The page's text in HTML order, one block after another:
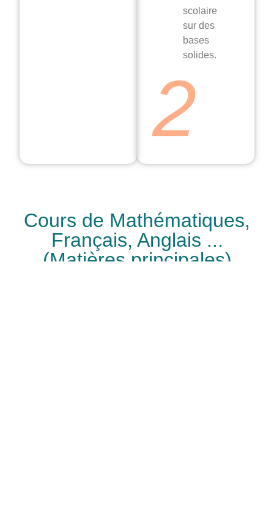
scolaire
sur des
bases
solides.
2
Cours de Mathématiques,
Français, Anglais ...
(Matières principales)